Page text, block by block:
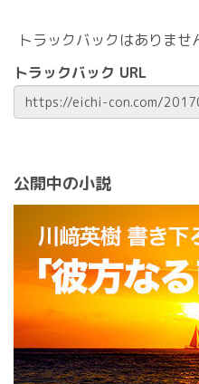
トラックバックはありませ
トラックバック URL
公開中の小説